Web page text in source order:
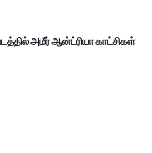
அமீர் ஆன்ட்ரியா காட்சிகள்